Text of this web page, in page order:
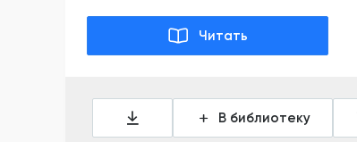
Читать
В библиотеку